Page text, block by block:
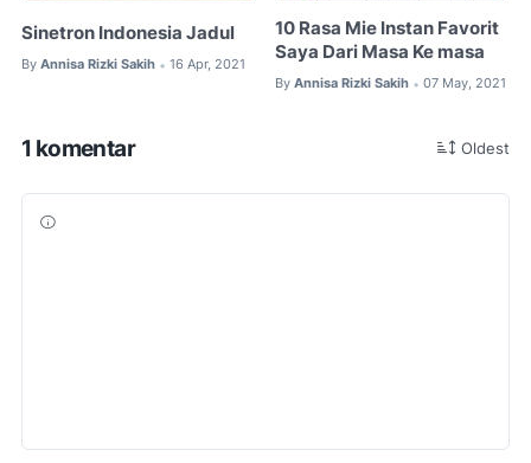
Sinetron Indonesia Jadul
By Annisa Rizki Sakih • 16 Apr, 2021
10 Rasa Mie Instan Favorit
Saya Dari Masa Ke masa
By Annisa Rizki Sakih • 07 May, 2021
1 komentar Oldest